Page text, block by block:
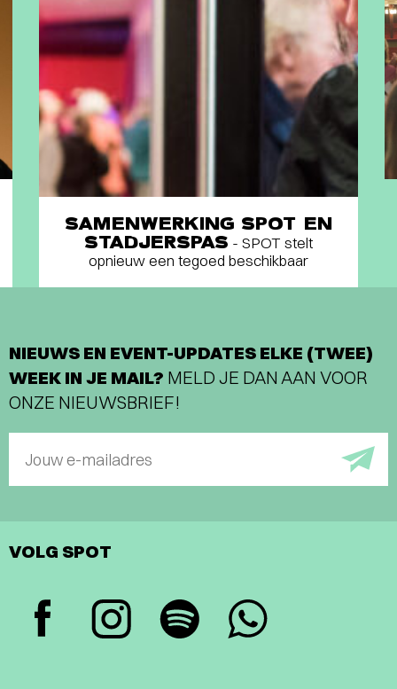
SAMENWERKING SPOT EN
STADJERSPAS - SPOT stelt
opnieuw een tegoed beschikbaar
NIEUWS EN EVENT-UPDATES ELKE (TWEE)
WEEK IN JE MAIL? MELD JE DAN AAN VOOR
ONZE NIEUWSBRIEF!
Jouw e-mailadres
VOLG SPOT